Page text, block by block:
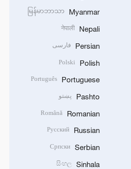
Myanmar
မြန်မာဘာသာ
Nepali
नेपाली
Persian فارسی
Polish
Polski
Portuguese
Português
Pashto پښتو
Romanian
Română
Russian
Русский
Serbian
Српски
Sinhala
සිංහල